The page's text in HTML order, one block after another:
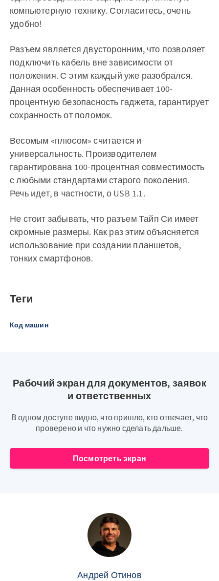
компьютерную технику. Согласитесь, очень
удобно!
Разъем является двусторонним, что позволяет
подключить кабель вне зависимости от
положения. С этим каждый уже разобрался.
Данная особенность обеспечивает 100-
процентную безопасность гаджета, гарантирует
сохранность от поломок.
Весомым «плюсом» считается и
универсальность. Производителем
гарантирована 100-процентная совместимость
с любыми стандартами старого поколения.
Речь идет, в частности, о USB 1.1.
Не стоит забывать, что разъем Тайп Си имеет
скромные размеры. Как раз этим объясняется
использование при создании планшетов,
тонких смартфонов.
Теги
Код машин
Рабочий экран для документов, заявок
и ответственных
В одном доступе видно, что пришло, кто отвечает, что
проверено и что нужно сделать дальше.
Посмотреть экран
Андрей Отинов